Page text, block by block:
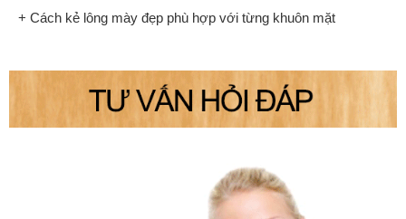
+ Cách kẻ lông mày đẹp phù hợp với từng khuôn mặt